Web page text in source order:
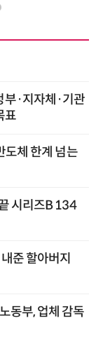
·지자체·기관
표
도체 한계 넘는
시리즈B 134
준 할아버지
동부, 업체 감독